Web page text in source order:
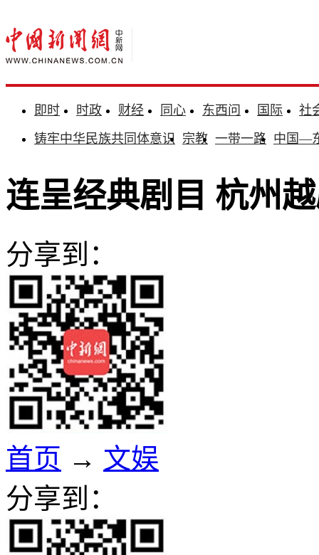
即时 时政 财经 同心 东西问 国际
社
铸牢中华民族共同体意识 宗教 一带一路 中国—
连呈经典剧目 杭州
分享到：
首页 → 文娱
分享到：